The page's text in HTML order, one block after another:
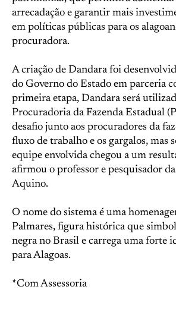
arrecadação e garantir mais
em políticas públicas para os
procuradora.
A criação de Dandara foi
do Governo do Estado em parceria
primeira etapa, Dandara será
Procuradoria da Fazenda Estadual
desafio junto aos procuradores da
fluxo de trabalho e os gargalos, mas
equipe envolvida chegou a um
afirmou o professor e pesquisador
Aquino.
O nome do sistema é uma
Palmares, figura histórica que
negra no Brasil e carrega uma forte
para Alagoas.
*Com Assessoria